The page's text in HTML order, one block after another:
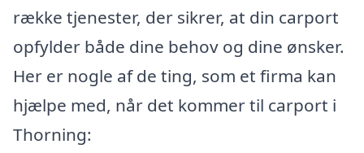
række tjenester, der sikrer, at din carport
opfylder både dine behov og dine ønsker.
Her er nogle af de ting, som et firma kan
hjælpe med, når det kommer til carport i
Thorning: